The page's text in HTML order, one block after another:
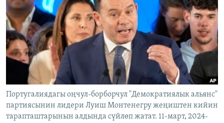
ЭЖЕ-СИҢДИЛЕР
АЗАТТЫК+
ЫҢГАЙСЫЗ СУРООЛОР
ОНЛАЙН ШЕРИНЕ
ЭЕ/АРнун бардык сайттары
Португалиядагы оңчул-борборчул "Демократиялык альянс"
партиясынин лидери Луиш Монтенегру жеңиштен кийин
тарапташтарынын алдында сүйлөп жатат. 11-март, 2024-